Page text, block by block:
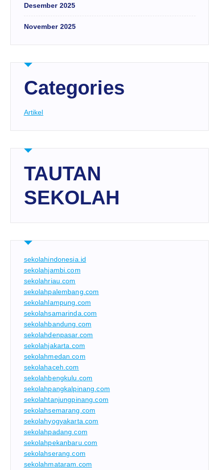
Desember 2025
November 2025
Categories
Artikel
TAUTAN
SEKOLAH
sekolahindonesia.id
sekolahjambi.com
sekolahriau.com
sekolahpalembang.com
sekolahlampung.com
sekolahsamarinda.com
sekolahbandung.com
sekolahdenpasar.com
sekolahjakarta.com
sekolahmedan.com
sekolahaceh.com
sekolahbengkulu.com
sekolahpangkalpinang.com
sekolahtanjungpinang.com
sekolahsemarang.com
sekolahyogyakarta.com
sekolahpadang.com
sekolahpekanbaru.com
sekolahserang.com
sekolahmataram.com